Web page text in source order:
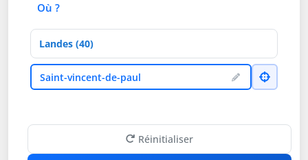
Où ?
Département
VilleSaint-vincent-de-paul
Réinitialiser